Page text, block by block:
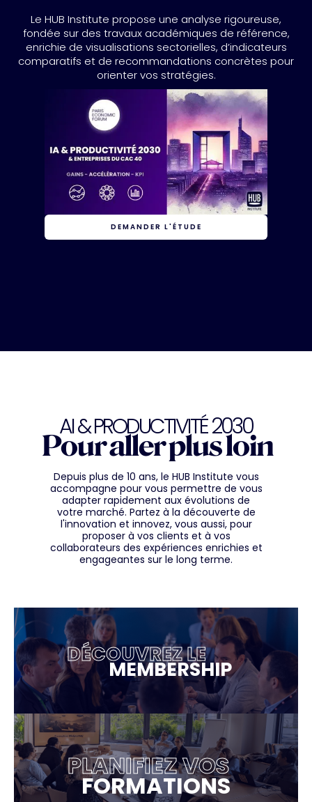
Le HUB Institute propose une analyse rigoureuse,
fondée sur des travaux académiques de référence,
enrichie de visualisations sectorielles, d’indicateurs
comparatifs et de recommandations concrètes pour
orienter vos stratégies.
DEMANDER L'ÉTUDE
AI & PRODUCTIVITÉ 2030
Pour aller plus loin
Depuis plus de 10 ans, le HUB Institute vous
accompagne pour vous permettre de vous
adapter rapidement aux évolutions de
votre marché. Partez à la découverte de
l'innovation et innovez, vous aussi, pour
proposer à vos clients et à vos
collaborateurs des expériences enrichies et
engageantes sur le long terme.
DÉCOUVREZ LE
MEMBERSHIP
PLANIFIEZ VOS
FORMATIONS